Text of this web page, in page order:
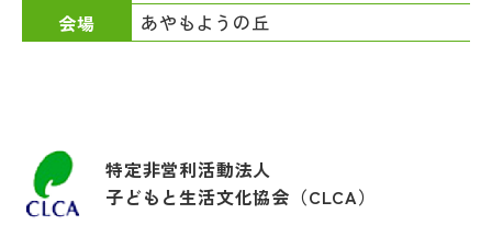
会場
あやもようの丘
特定非営利活動法人
子どもと生活文化協会（CLCA）